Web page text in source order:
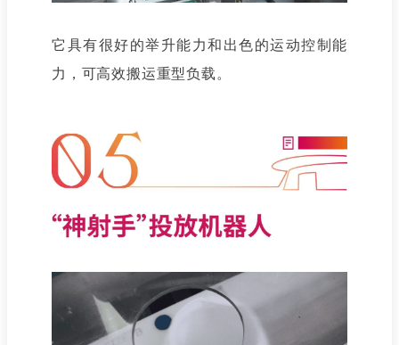
它具有很好的举升能力和出色的运动控制能
力，可高效搬运重型负载。